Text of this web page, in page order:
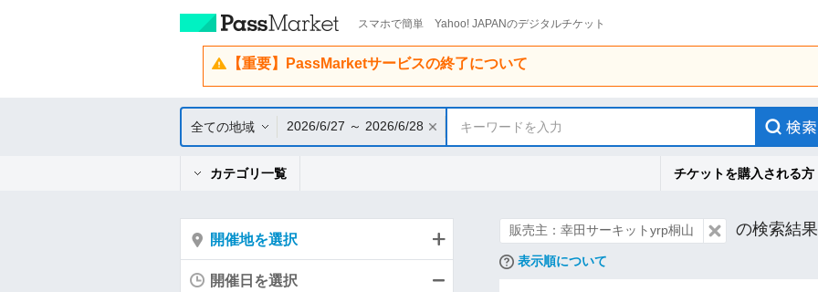
スマホで簡単 Yahoo! JAPANのデジタルチケット
【重要】PassMarketサービスの終了について
全ての地域 2026/6/27 ～ 2026/6/28 キーワードを入力
カテゴリ一覧 チケットを購入される方
販売主：幸田サーキットyrp桐山 の検索結果
表示順について
開催地を選択
開催日を選択